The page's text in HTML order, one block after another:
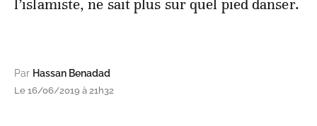
l’islamiste, ne sait plus sur quel pied danser.
Par Hassan Benadad
Le 16/06/2019 à 21h32